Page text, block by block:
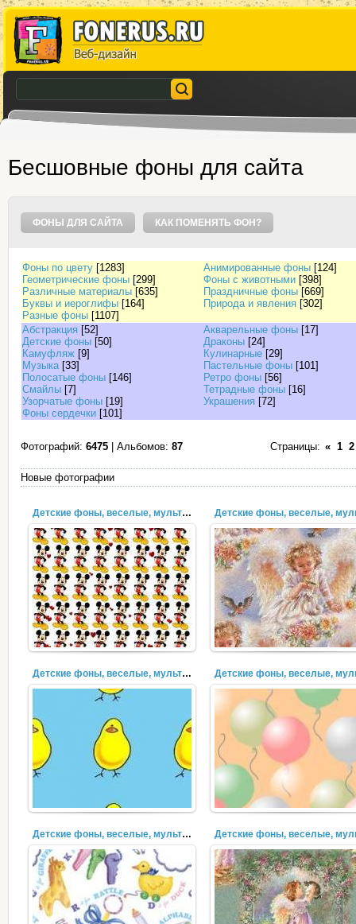
Бесшовные фоны для сайта
ФОНЫ ДЛЯ САЙТА КАК ПОМЕНЯТЬ ФОН?
Фоны по цвету [1283] Анимированные фоны [124]
Геометрические фоны [299] Фоны с животными [398]
Различные материалы [635] Праздничные фоны [669]
Буквы и иероглифы [164] Природа и явления [302]
Разные фоны [1107]
Абстракция [52] Акварельные фоны [17]
Детские фоны [50] Драконы [24]
Камуфляж [9] Кулинарные [29]
Музыка [33] Пастельные фоны [101]
Полосатые фоны [146] Ретро фоны [56]
Смайлы [7] Тетрадные фоны [16]
Узорчатые фоны [19] Украшения [72]
Фоны сердечки [101]
Фотографий: 6475 | Альбомов: 87 Страницы: « 1 2
Новые фотографии
Детские фоны, веселые, мультяшки (38)
Детские фоны, веселые, мультяшки (35)
Детские фоны, веселые, мультяшки (32)